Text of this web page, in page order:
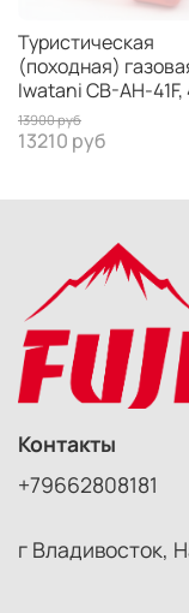
Туристическая
(походная)
Iwatani CB-AH-41F,
13900 руб
13210 руб
Контакты
+79662808181
г Владивосток,